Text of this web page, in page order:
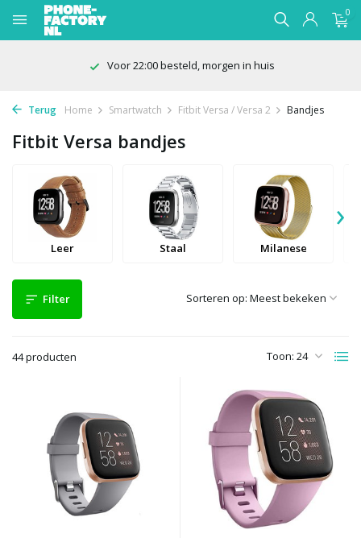
0
100 dagen bedenktijd
Terug Home Smartwatch Fitbit Versa / Versa 2 Bandjes
Fitbit Versa bandjes
Leer Staal Milanese
›
Filter
44 producten Toon:
Sorteren op: